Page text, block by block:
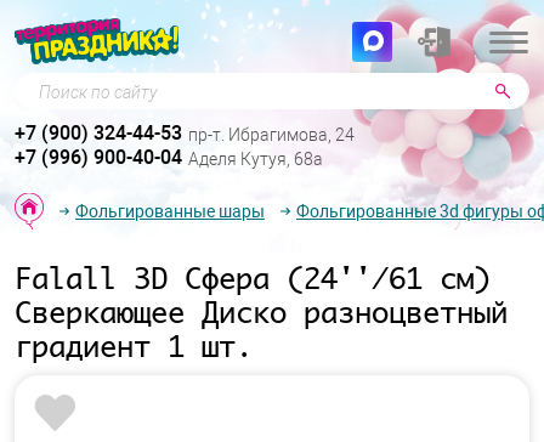
Поиск по сайту
+7 (900) 324-44-53 пр-т. Ибрагимова, 24
+7 (996) 900-40-04 Аделя Кутуя, 68а
Фольгированные шары Фольгированные 3d фигуры
Falall 3D Сфера (24''/61 см)
Сверкающее Диско разноцветный
градиент 1 шт.